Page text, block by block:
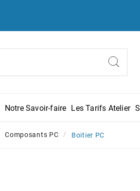
Notre Savoir-faire Les Tarifs Atelier
Composants PC Boitier PC